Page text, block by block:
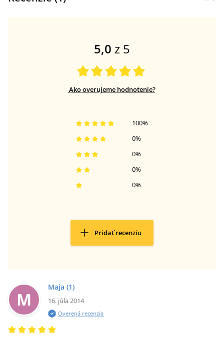
5,0 z 5
Ako overujeme hodnotenie?
0%
0%
0%
0%
100%
Pridať recenziu
M
Maja (1)
16. júla 2014
Overená recenzia